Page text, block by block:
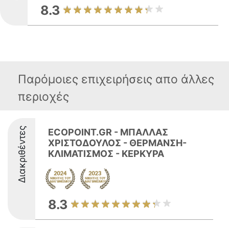
8.3
Παρόμοιες επιχειρήσεις απο άλλες
περιοχές
Διακριθέντες
ECOPOINT.GR - ΜΠΑΛΛΑΣ
ΧΡΙΣΤΟΔΟΥΛΟΣ - ΘΕΡΜΑΝΣΗ-
ΚΛΙΜΑΤΙΣΜΟΣ - ΚΕΡΚΥΡΑ
8.3